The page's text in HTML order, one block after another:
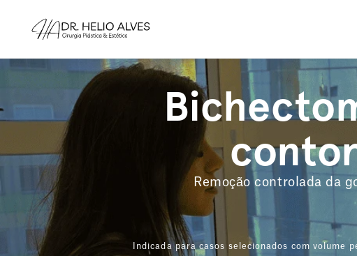
Remoção controlada da
Indicada para casos selecionados com volume